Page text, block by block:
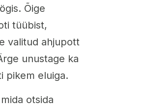
Õige
tüübist,
valitud ahjupott
unustage ka
pikem eluiga.
otsida